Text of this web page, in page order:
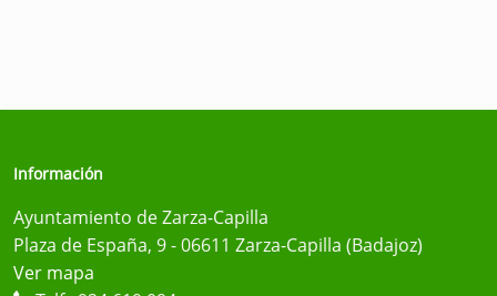
Información
Ayuntamiento de Zarza-Capilla
Plaza de España, 9 - 06611 Zarza-Capilla (Badajoz)
Ver mapa